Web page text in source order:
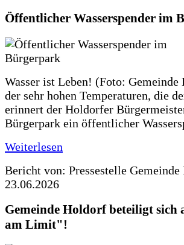
Öffentlicher Wasserspender im
Wasser ist Leben! (Foto:
der sehr hohen Temperaturen, die
erinnert der Holdorfer
Bürgerpark ein öffentlicher
Weiterlesen
Bericht von: Pressestelle
23.06.2026
Gemeinde Holdorf beteiligt
am Limit"!